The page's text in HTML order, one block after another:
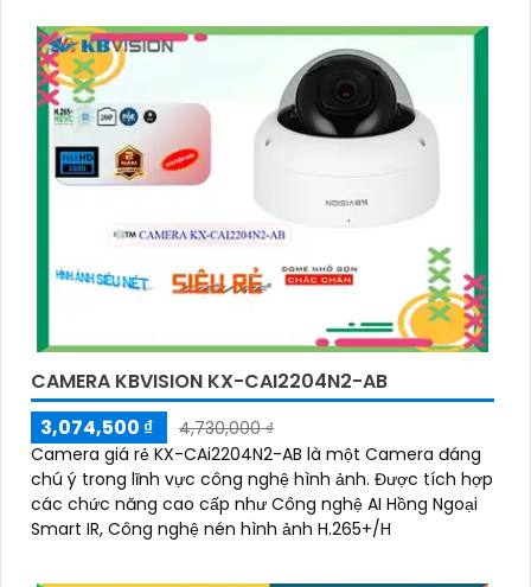
CAMERA KBVISION KX-CAI2204N2-AB
3,074,500 ₫
4,730,000 ₫
Camera giá rẻ KX-CAi2204N2-AB là một Camera đáng
chú ý trong lĩnh vực công nghệ hình ảnh. Được tích hợp
các chức năng cao cấp như Công nghệ AI Hồng Ngoại
Smart IR, Công nghệ nén hình ảnh H.265+/H